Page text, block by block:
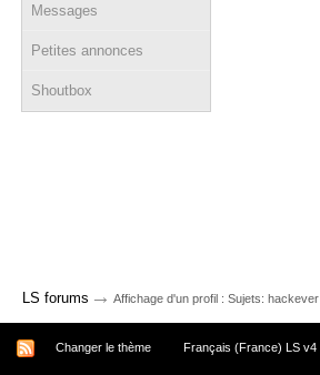
Messages
Petites annonces
Shoutbox
LS forums → Affichage d'un profil : Sujets: hackever
Changer le thème Français (France) LS v4